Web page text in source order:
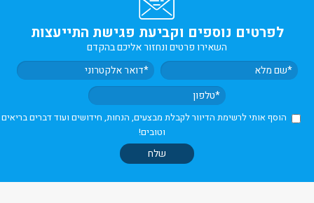
לפרטים נוספים וקביעת פגישת התייעצות
השאירו פרטים ונחזור אליכם בהקדם
הוסף אותי לרשימת הדיוור לקבלת מבצעים, הנחות, חידושים ועוד דברים בריאים
וטובים!